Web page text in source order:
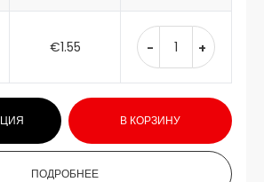
€1.55 - +
В КОРЗИНУ
ПОДРОБНЕЕ